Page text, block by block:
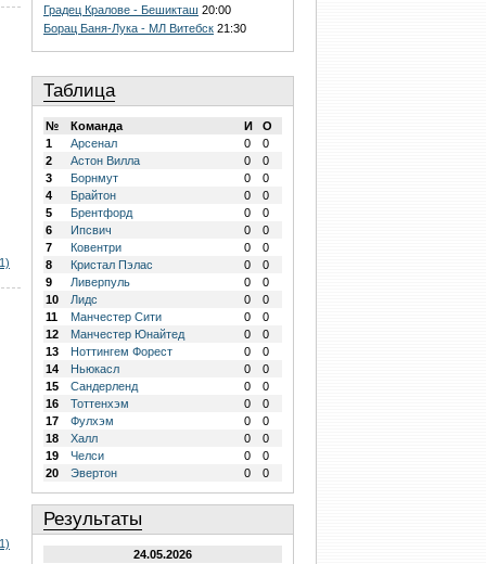
Градец Кралове - Бешикташ 20:00
Борац Баня-Лука - МЛ Витебск 21:30
Таблица
№ Команда И
О
1
Арсенал 0
0
2
Астон Вилла 0
0
3
Борнмут 0
0
4
Брайтон 0
0
5
Брентфорд 0
0
6
Ипсвич 0
0
7
Ковентри 0
0
8
Кристал Пэлас 0
0
9
Ливерпуль 0
0
10
Лидс 0
0
11
Манчестер Сити 0
0
12
Манчестер Юнайтед 0
0
13
Ноттингем Форест 0
0
14
Ньюкасл 0
0
15
Сандерленд 0
0
16
Тоттенхэм 0
0
17
Фулхэм 0
0
18
Халл 0
0
19
Челси 0
0
20
Эвертон 0 0
Результаты
24.05.2026